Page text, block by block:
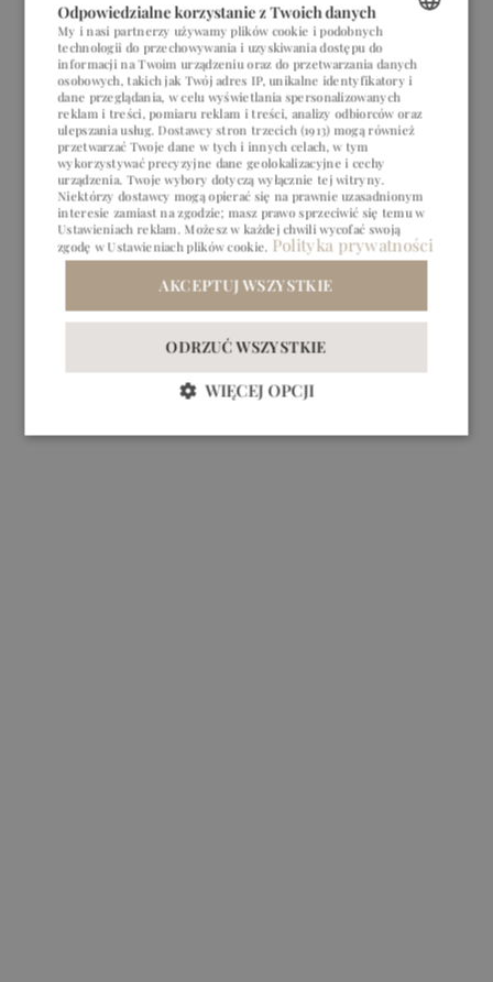
BIZNES PRZYJĘCIA
BIZNES PRZYJĘCIA
POLISH
ENGLISH
GERMAN
CZECH
Odpowiedzialne korzystanie z Twoich danych
My i nasi partnerzy używamy plików cookie i podobnych
technologii do przechowywania i uzyskiwania dostępu do
informacji na Twoim urządzeniu oraz do przetwarzania danych
osobowych, takich jak Twój adres IP, unikalne identyfikatory i
dane przeglądania, w celu wyświetlania spersonalizowanych
reklam i treści, pomiaru reklam i treści, analizy odbiorców oraz
ulepszania usług. Dostawcy stron trzecich (1913)mogą również
przetwarzać Twoje dane w tych i innych celach, w tym
wykorzystywać precyzyjne dane geolokalizacyjne i cechy
urządzenia. Twoje wybory dotyczą wyłącznie tej witryny.
Niektórzy dostawcy mogą opierać się na prawnie uzasadnionym
interesie zamiast na zgodzie; masz prawo sprzeciwić się temu w
Ustawieniach reklam. Możesz w każdej chwili wycofać swoją
zgodę w Ustawieniach plików cookie. Polityka prywatności
AKCEPTUJ WSZYSTKIE
ODRZUĆ WSZYSTKIE
WIĘCEJ OPCJI